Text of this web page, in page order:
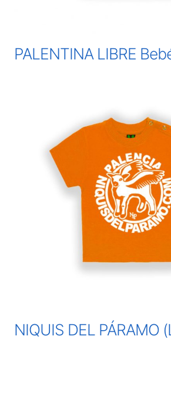
PALENTINA LIBRE
NIQUIS DEL PÁRAMO